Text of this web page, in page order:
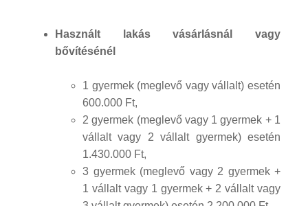
Használt lakás vásárlásnál vagy
bővítésénél
1 gyermek (meglevő vagy vállalt) esetén
600.000 Ft,
2 gyermek (meglevő vagy 1 gyermek + 1
vállalt vagy 2 vállalt gyermek) esetén
1.430.000 Ft,
3 gyermek (meglevő vagy 2 gyermek +
1 vállalt vagy 1 gyermek + 2 vállalt vagy